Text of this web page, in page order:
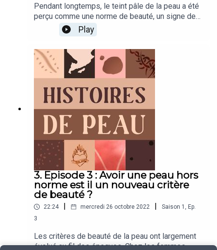
Pendant longtemps, le teint pâle de la peau a été
perçu comme une norme de beauté, un signe de
réussite, de noblesse, de bonne santé. Dans
certaines catégories sociales, on utilisait des
artifices et produits pour modifier la couleur de
cette peau, la rendre plus blanche. Atour de la
dépigmentation, beaucoup d’interrogations
persistent et il n’est pas simple de trouver des
personnes qui acceptent de témoigner.En cause
une histoire de représentation médiatique et
culturelle.Et aussi l’idée que, peut-être, en
changeant de couleur ou de teinte de peau, on
deviendrait « quelqu’un d’autre ».Mais qu’en est il
vraiment ?
Play
3. Episode 3 : Avoir une peau hors
norme est il un nouveau critère
de beauté ?
22:24 | mercredi 26 octobre 2022 | Saison 1 , Ep.
3
Les critères de beauté de la peau ont largement
évolué au fil des époques. Chez les femmes,